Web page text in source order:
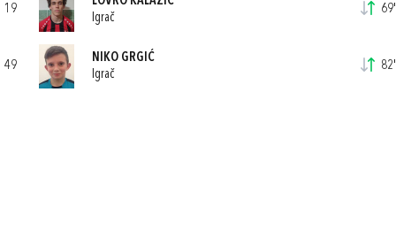
19
Igrač
69'
49
NIKO GRGIĆ
Igrač
82'